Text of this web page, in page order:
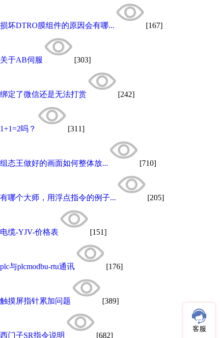
损坏DTRO膜组件的原因会有哪... [167]
关于AB伺服 [303]
绑定了微信还是无法打赏 [242]
1+1=2吗？ [311]
组态王做好的画面如何整体放... [710]
有哪个大师，用浮点指令的例子... [205]
电缆-YJV-价格表 [151]
plc与plcmodbu-rtu通讯 [176]
触摸屏指针累加问题 [389]
西门子SR指令说明 [682]
客服